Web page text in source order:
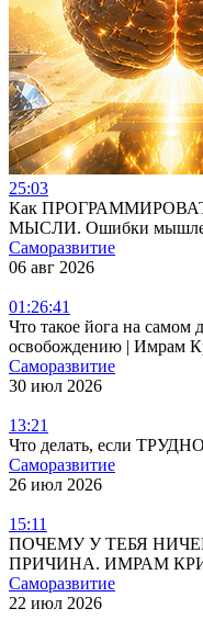
25:03
Как
МЫСЛИ. Ошибки
Саморазвитие
06 авг 2026
01:26:41
Что такое йога на самом
освобождению | Имрам
Саморазвитие
30 июл 2026
13:21
Что делать, если
Саморазвитие
26 июл 2026
15:11
ПОЧЕМУ У ТЕБЯ
ПРИЧИНА. ИМРАМ
Саморазвитие
22 июл 2026